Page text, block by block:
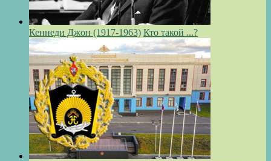
Кеннеди Джон (1917-1963) Кто такой ...?